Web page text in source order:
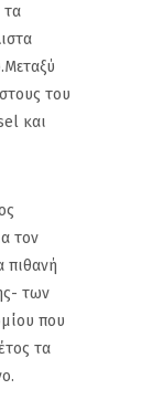
τα
του
και
τον
πιθανή
των
που
τα